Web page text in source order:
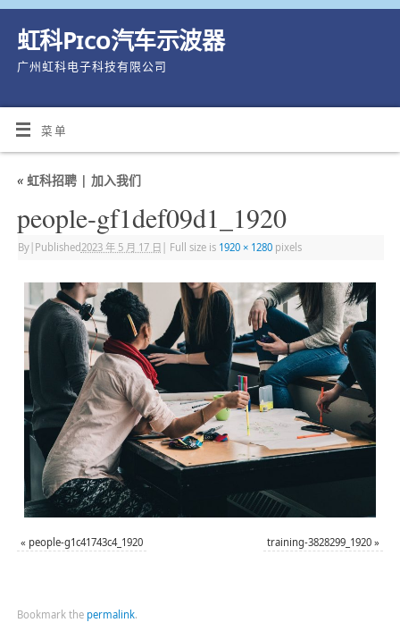
虹科Pico汽车示波器
广州虹科电子科技有限公司
菜单
«虹科招聘 | 加入我们
people-gf1def09d1_1920
By| Published 2023 年 5 月 17 日 Full size is 1920 × 1280pixels
« people-g1c41743c4_1920 training-3828299_1920 »
Bookmark the permalink.